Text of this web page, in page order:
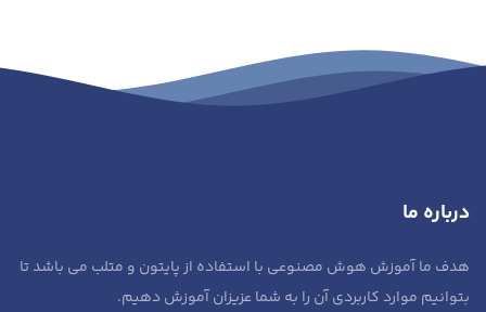
درباره ما
هدف ما آموزش هوش مصنوعی با استفاده از پایتون و متلب می باشد تا
بتوانیم موارد کاربردی آن را به شما عزیزان آموزش دهیم.